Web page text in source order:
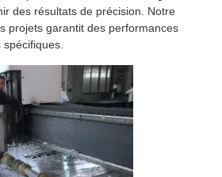
des résultats de précision. Notre
projets garantit des performances
spécifiques.